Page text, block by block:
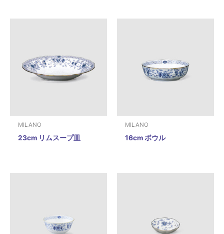
MILANO
23cm リムスープ皿
MILANO
16cm ボウル